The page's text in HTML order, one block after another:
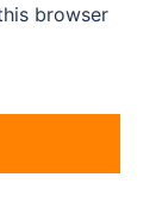
browser